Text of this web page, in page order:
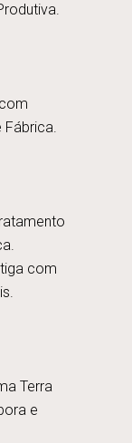
Fábrica.
com
Terra
e